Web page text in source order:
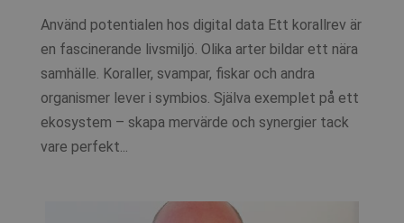
Använd potentialen hos digital data Ett korallrev är
en fascinerande livsmiljö. Olika arter bildar ett nära
samhälle. Koraller, svampar, fiskar och andra
organismer lever i symbios. Själva exemplet på ett
ekosystem – skapa mervärde och synergier tack
vare perfekt...